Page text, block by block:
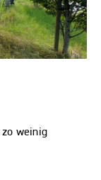
zo weinig